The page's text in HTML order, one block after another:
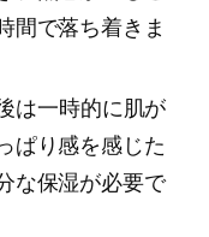
間で落ち着きま
は一時的に肌が
ぱり感を感じた
な保湿が必要で